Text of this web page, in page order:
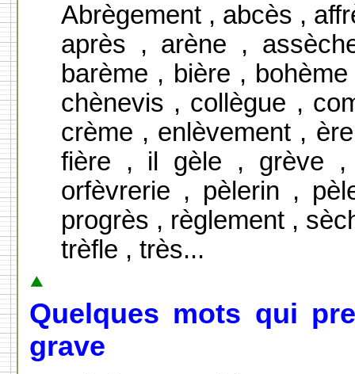
Abrègement , abcès ,
après , arène ,
barème , bière ,
chènevis , collègue ,
crème , enlèvement ,
fière , il gèle , grève ,
orfèvrerie , pèlerin ,
progrès , règlement ,
trèfle , très...
Quelques mots qui
grave